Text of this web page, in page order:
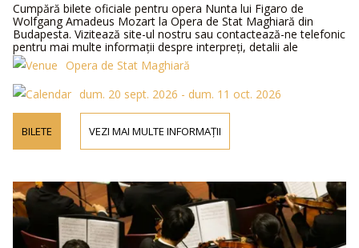
Cumpără bilete oficiale pentru opera Nunta lui Figaro de
Wolfgang Amadeus Mozart la Opera de Stat Maghiară din
Budapesta. Vizitează site-ul nostru sau contactează-ne telefonic
pentru mai multe informații despre interpreți, detalii ale
programului și prețurile biletelor.
Opera de Stat Maghiară
dum. 20 sept. 2026 - dum. 11 oct. 2026
BILETE VEZI MAI MULTE INFORMAȚII